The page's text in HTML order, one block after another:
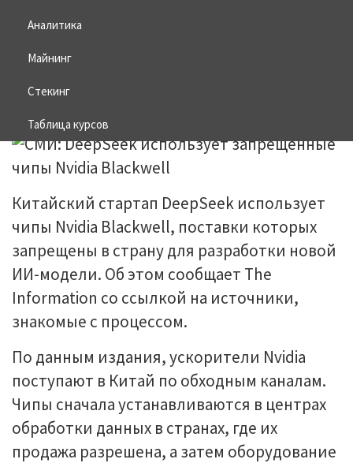
Аналитика
Майнинг
Стекинг
Таблица курсов
запрещенные чипы Nvidia
Blackwell
11.12.2025
Китайский стартап DeepSeek использует
чипы Nvidia Blackwell, поставки которых
запрещены в страну для разработки новой
ИИ-модели. Об этом сообщает The
Information со ссылкой на источники,
знакомые с процессом.
По данным издания, ускорители Nvidia
поступают в Китай по обходным каналам.
Чипы сначала устанавливаются в центрах
обработки данных в странах, где их
продажа разрешена, а затем оборудование